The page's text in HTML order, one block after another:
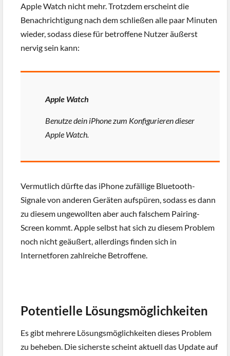
Apple Watch nicht mehr. Trotzdem erscheint die
Benachrichtigung nach dem schließen alle paar Minuten
wieder, sodass diese für betroffene Nutzer äußerst
nervig sein kann:
Apple Watch
Benutze dein iPhone zum Konfigurieren dieser
Apple Watch.
Vermutlich dürfte das iPhone zufällige Bluetooth-
Signale von anderen Geräten aufspüren, sodass es dann
zu diesem ungewollten aber auch falschem Pairing-
Screen kommt. Apple selbst hat sich zu diesem Problem
noch nicht geäußert, allerdings finden sich in
Internetforen zahlreiche Betroffene.
Potentielle Lösungsmöglichkeiten
Es gibt mehrere Lösungsmöglichkeiten dieses Problem
zu beheben. Die sicherste scheint aktuell das Update auf